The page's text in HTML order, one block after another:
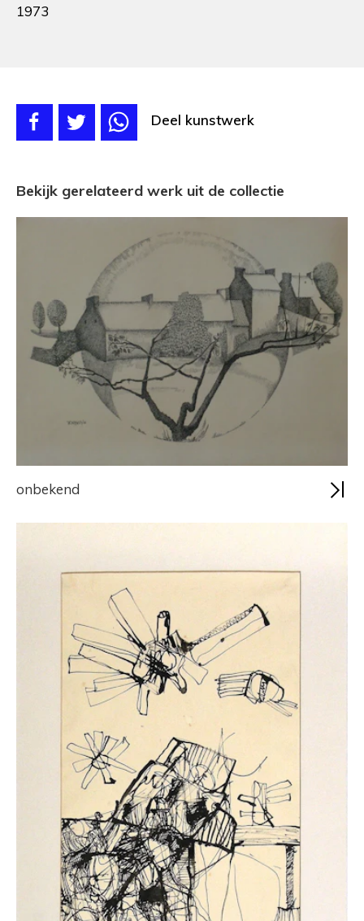
1973
Deel kunstwerk
Bekijk gerelateerd werk uit de collectie
onbekend